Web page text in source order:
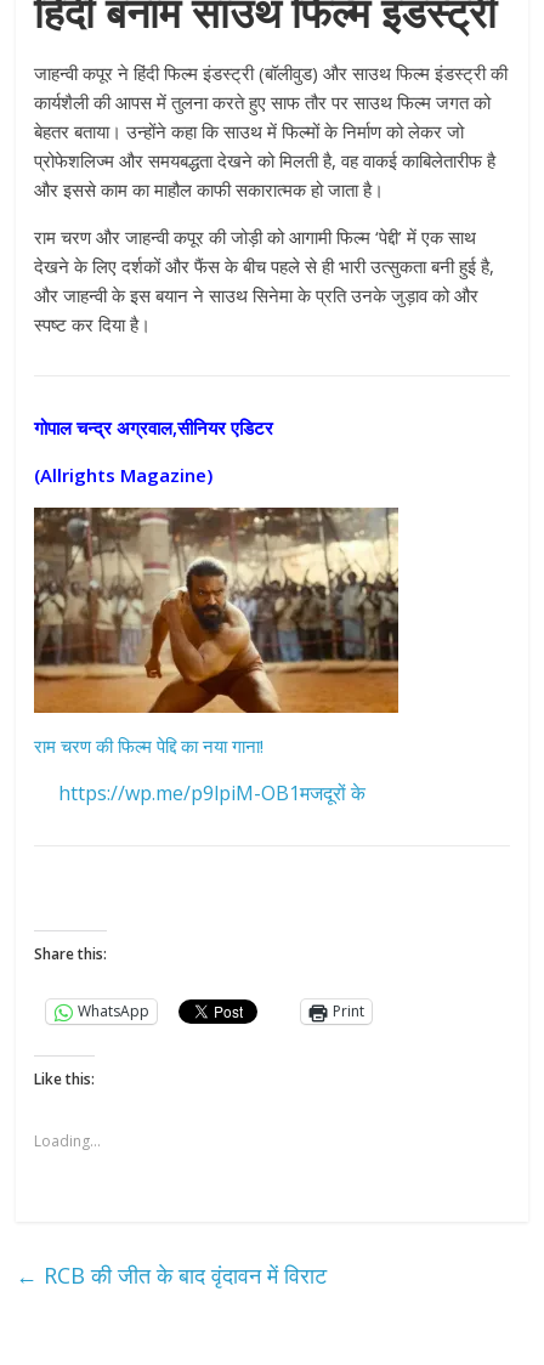
हिंदी बनाम साउथ फिल्म इंडस्ट्री
जाहन्वी कपूर ने हिंदी फिल्म इंडस्ट्री (बॉलीवुड) और साउथ फिल्म इंडस्ट्री की
कार्यशैली की आपस में तुलना करते हुए साफ तौर पर साउथ फिल्म जगत को
बेहतर बताया। उन्होंने कहा कि साउथ में फिल्मों के निर्माण को लेकर जो
प्रोफेशलिज्म और समयबद्धता देखने को मिलती है, वह वाकई काबिलेतारीफ है
और इससे काम का माहौल काफी सकारात्मक हो जाता है।
राम चरण और जाहन्वी कपूर की जोड़ी को आगामी फिल्म ‘पेद्दी’ में एक साथ
देखने के लिए दर्शकों और फैंस के बीच पहले से ही भारी उत्सुकता बनी हुई है,
और जाहन्वी के इस बयान ने साउथ सिनेमा के प्रति उनके जुड़ाव को और
स्पष्ट कर दिया है।
गोपाल चन्द्र अग्रवाल,सीनियर एडिटर
(Allrights Magazine)
राम चरण की फिल्म पेद्दि का नया गाना!
https://wp.me/p9lpiM-OB1मजदूरों के
Share this:
WhatsApp Print
Like this:
Loading...
← RCB की जीत के बाद वृंदावन में विराट